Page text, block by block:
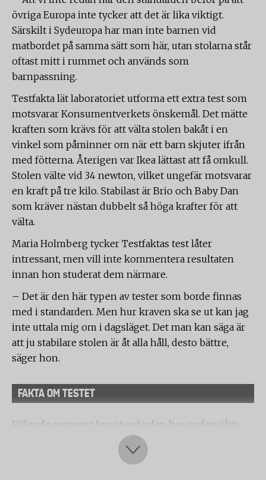
övriga Europa inte tycker att det är lika viktigt.
Särskilt i Sydeuropa har man inte barnen vid
matbordet på samma sätt som här, utan stolarna står
oftast mitt i rummet och används som
barnpassning.
Testfakta lät laboratoriet utforma ett extra test som
motsvarar Konsumentverkets önskemål. Det mätte
kraften som krävs för att välta stolen bakåt i en
vinkel som påminner om när ett barn skjuter ifrån
med fötterna. Återigen var Ikea lättast att få omkull.
Stolen välte vid 34 newton, vilket ungefär motsvarar
en kraft på tre kilo. Stabilast är Brio och Baby Dan
som kräver nästan dubbelt så höga krafter för att
välta.
Maria Holmberg tycker Testfaktas test låter
intressant, men vill inte kommentera resultaten
innan hon studerat dem närmare.
– Det är den här typen av tester som borde finnas
med i standarden. Men hur kraven ska se ut kan jag
inte uttala mig om i dagsläget. Det man kan säga är
att ju stabilare stolen är åt alla håll, desto bättre,
säger hon.
FAKTA OM TESTET
Följande moment hur standarden har undersökts: